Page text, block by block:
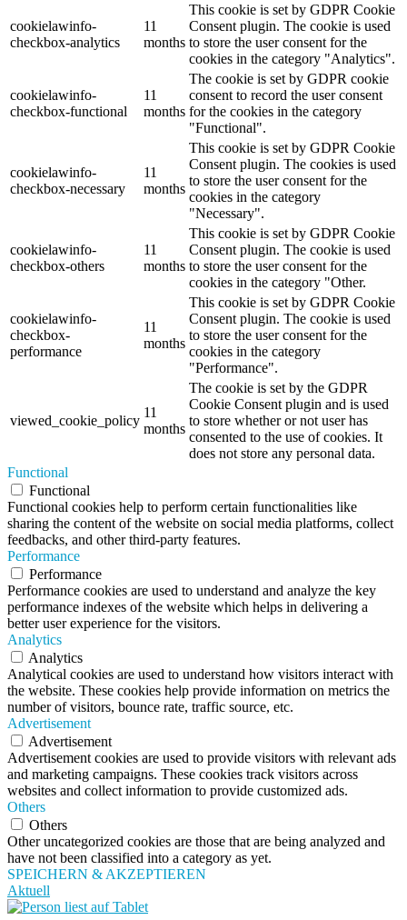
cookielawinfo-
checkbox-analytics
11
months
This cookie is set by GDPR Cookie
Consent plugin. The cookie is used
to store the user consent for the
cookies in the category "Analytics".
cookielawinfo-
checkbox-functional
11
months
The cookie is set by GDPR cookie
consent to record the user consent
for the cookies in the category
"Functional".
cookielawinfo-
checkbox-necessary
11
months
This cookie is set by GDPR Cookie
Consent plugin. The cookies is used
to store the user consent for the
cookies in the category
"Necessary".
cookielawinfo-
checkbox-others
11
months
This cookie is set by GDPR Cookie
Consent plugin. The cookie is used
to store the user consent for the
cookies in the category "Other.
cookielawinfo-
checkbox-
performance
11
months
This cookie is set by GDPR Cookie
Consent plugin. The cookie is used
to store the user consent for the
cookies in the category
"Performance".
viewed_cookie_policy
11
months
The cookie is set by the GDPR
Cookie Consent plugin and is used
to store whether or not user has
consented to the use of cookies. It
does not store any personal data.
Functional
Functional
Functional cookies help to perform certain functionalities like
sharing the content of the website on social media platforms, collect
feedbacks, and other third-party features.
Performance
Performance
Performance cookies are used to understand and analyze the key
performance indexes of the website which helps in delivering a
better user experience for the visitors.
Analytics
Analytics
Analytical cookies are used to understand how visitors interact with
the website. These cookies help provide information on metrics the
number of visitors, bounce rate, traffic source, etc.
Advertisement
Advertisement
Advertisement cookies are used to provide visitors with relevant ads
and marketing campaigns. These cookies track visitors across
websites and collect information to provide customized ads.
Others
Others
Other uncategorized cookies are those that are being analyzed and
have not been classified into a category as yet.
SPEICHERN & AKZEPTIEREN
Aktuell